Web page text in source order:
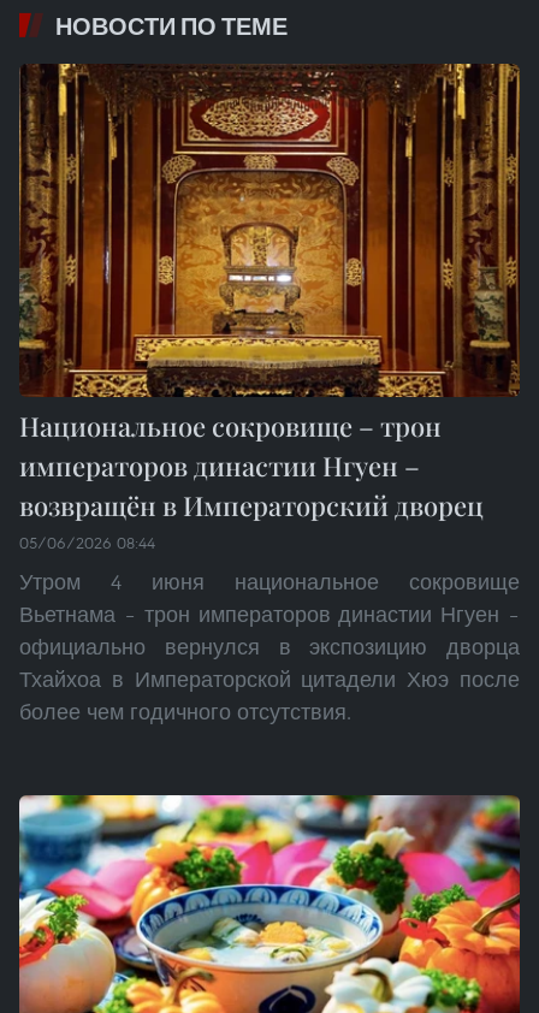
НОВОСТИ ПО ТЕМЕ
Национальное сокровище – трон
императоров династии Нгуен –
возвращён в Императорский дворец
05/06/2026 08:44
Утром 4 июня национальное сокровище
Вьетнама – трон императоров династии Нгуен –
официально вернулся в экспозицию дворца
Тхайхоа в Императорской цитадели Хюэ после
более чем годичного отсутствия.